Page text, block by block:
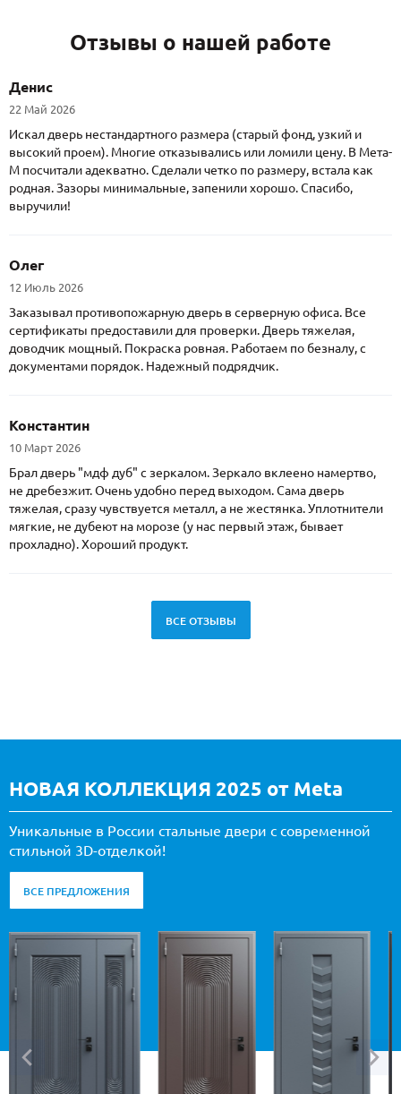
Отзывы о нашей работе
Денис
22 Май 2026
Искал дверь нестандартного размера (старый фонд, узкий и
высокий проем). Многие отказывались или ломили цену. В Мета-
М посчитали адекватно. Сделали четко по размеру, встала как
родная. Зазоры минимальные, запенили хорошо. Спасибо,
выручили!
Олег
12 Июль 2026
Заказывал противопожарную дверь в серверную офиса. Все
сертификаты предоставили для проверки. Дверь тяжелая,
доводчик мощный. Покраска ровная. Работаем по безналу, с
документами порядок. Надежный подрядчик.
Константин
10 Март 2026
Брал дверь "мдф дуб" с зеркалом. Зеркало вклеено намертво,
не дребезжит. Очень удобно перед выходом. Сама дверь
тяжелая, сразу чувствуется металл, а не жестянка. Уплотнители
мягкие, не дубеют на морозе (у нас первый этаж, бывает
прохладно). Хороший продукт.
ВСЕ ОТЗЫВЫ
НОВАЯ КОЛЛЕКЦИЯ 2025 от Meta
Уникальные в России стальные двери с современной
стильной 3D-отделкой!
ВСЕ ПРЕДЛОЖЕНИЯ